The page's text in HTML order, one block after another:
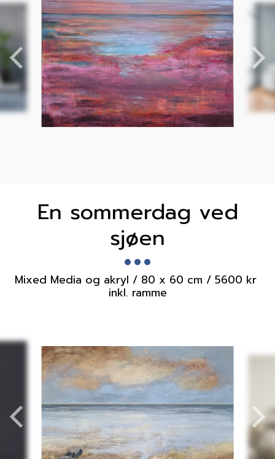
En sommerdag ved
sjøen
Mixed Media og akryl / 80 x 60 cm / 5600 kr
inkl. ramme